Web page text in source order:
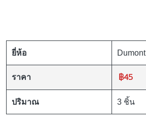
ยี่ห้อ Dumont
ราคา ฿45
ปริมาณ 3 ชิ้น